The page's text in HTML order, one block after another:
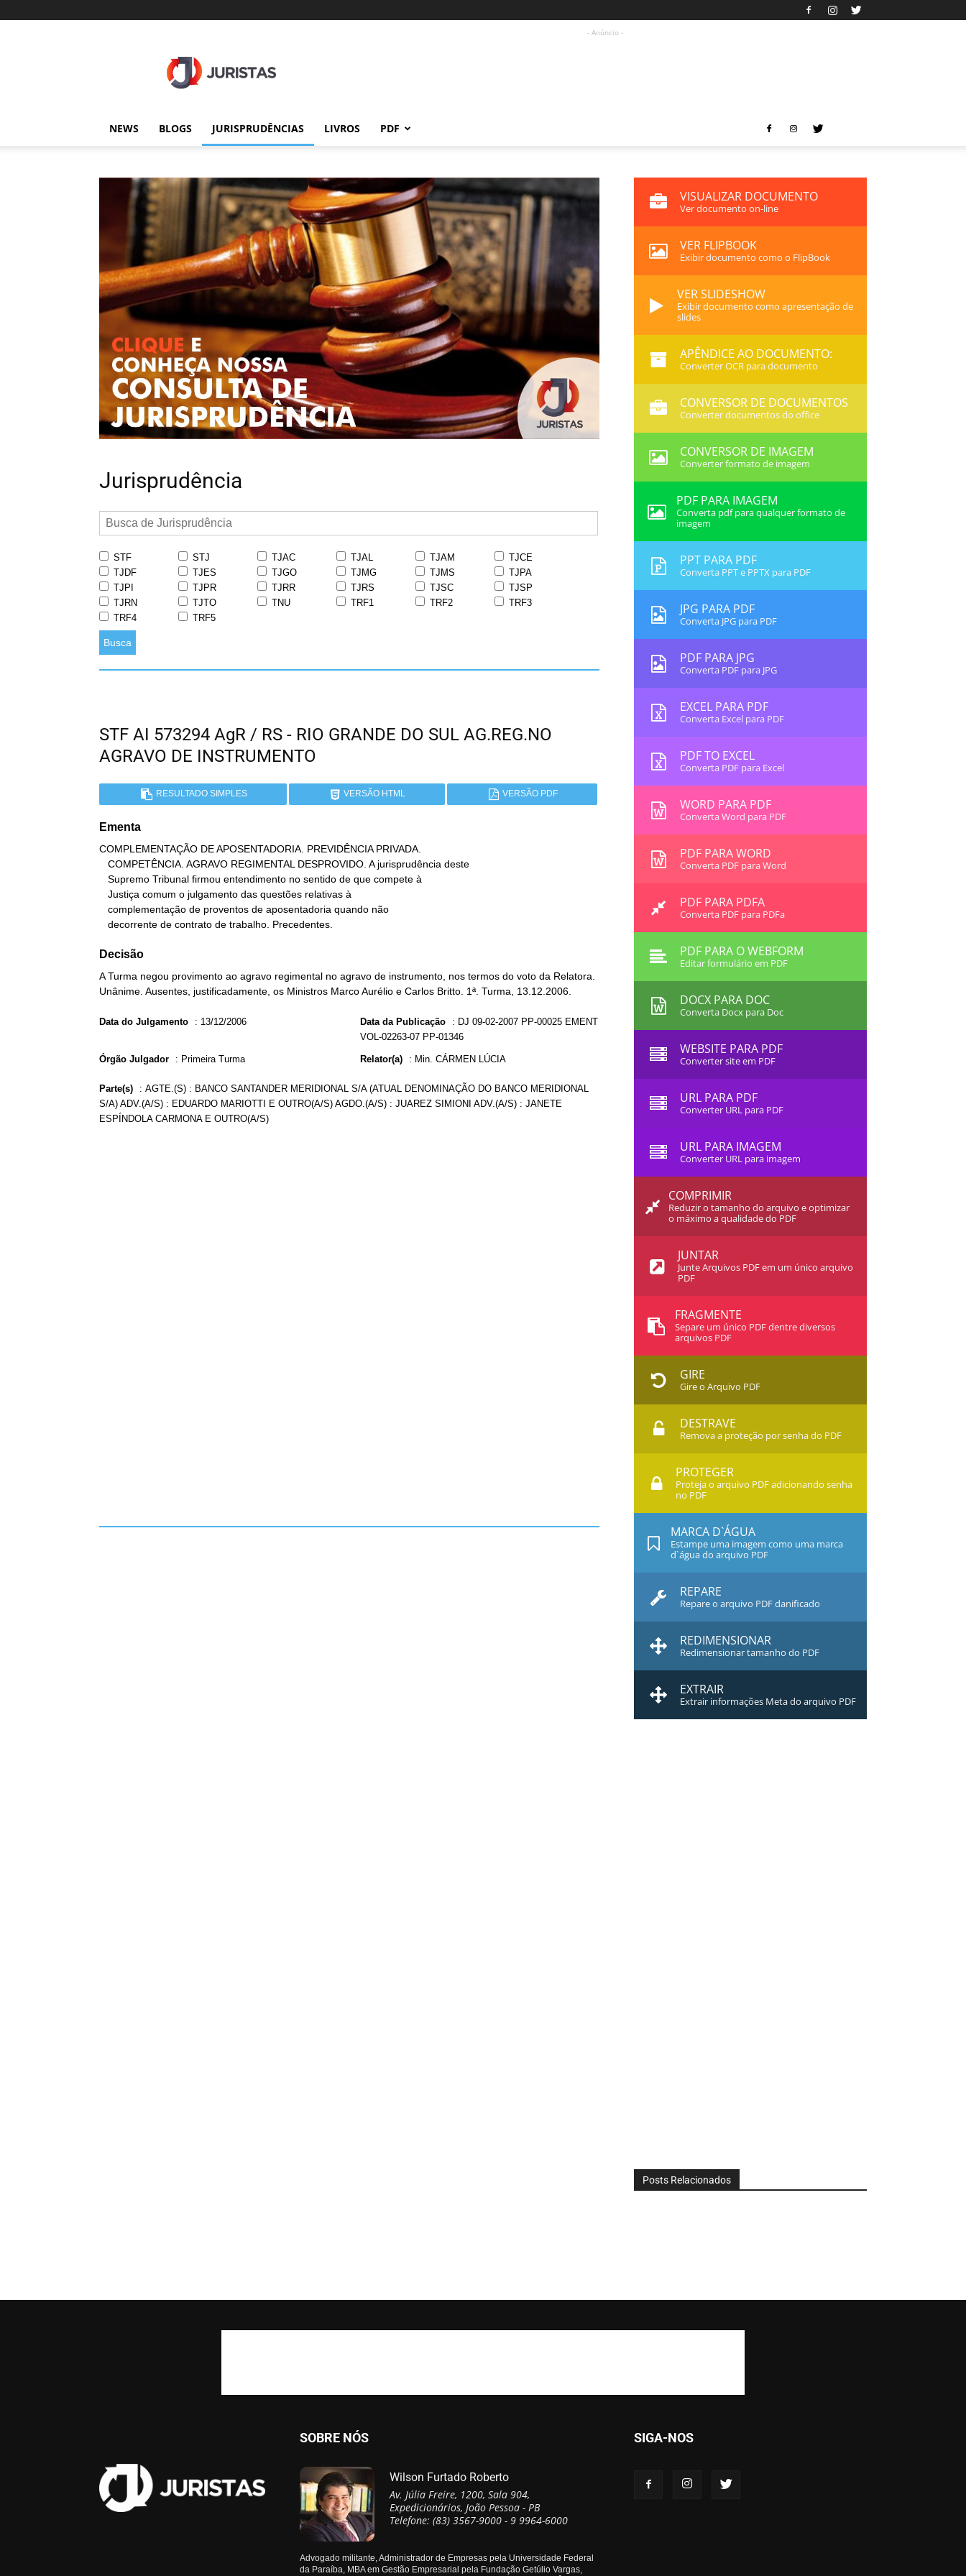
- Anúncio -
NEWS BLOGS JURISPRUDÊNCIAS LIVROS PDF
Jurisprudência
STF STJ TJAC TJAL TJAM
TJCE
TJDF
TJES TJGO TJMG TJMS
TJPA
TJPI
TJPR TJRR TJRS TJSC
TJSP
TJRN
TJTO TNU TRF1 TRF2
TRF3
TRF4
TRF5
Busca
STF AI 573294 AgR / RS - RIO GRANDE DO SUL AG.REG.NO
AGRAVO DE INSTRUMENTO
RESULTADO SIMPLES VERSÃO HTML VERSÃO PDF
Ementa
COMPLEMENTAÇÃO DE APOSENTADORIA. PREVIDÊNCIA PRIVADA.
   decorrente de contrato de trabalho. Precedentes.
Decisão
A Turma negou provimento ao agravo regimental no agravo de instrumento, nos termos do voto da Relatora.
Unânime. Ausentes, justificadamente, os Ministros Marco Aurélio e Carlos Britto. 1ª. Turma, 13.12.2006.
Data do Julgamento : 13/12/2006 Data da Publicação : DJ 09-02-2007 PP-00025 EMENT
VOL-02263-07 PP-01346
Órgão Julgador : Primeira Turma Relator(a) : Min. CÁRMEN LÚCIA
Parte(s) : AGTE.(S) : BANCO SANTANDER MERIDIONAL S/A (ATUAL DENOMINAÇÃO DO BANCO MERIDIONAL
S/A) ADV.(A/S) : EDUARDO MARIOTTI E OUTRO(A/S) AGDO.(A/S) : JUAREZ SIMIONI ADV.(A/S) : JANETE
ESPÍNDOLA CARMONA E OUTRO(A/S)
VISUALIZAR DOCUMENTO
Ver documento on-line
VER FLIPBOOK
Exibir documento como o FlipBook
VER SLIDESHOW
Exibir documento como apresentação de
slides
APÊNDICE AO DOCUMENTO:
Converter OCR para documento
CONVERSOR DE DOCUMENTOS
Converter documentos do office
CONVERSOR DE IMAGEM
Converter formato de imagem
PDF PARA IMAGEM
Converta pdf para qualquer formato de
imagem
PPT PARA PDF
Converta PPT e PPTX para PDF
JPG PARA PDF
Converta JPG para PDF
PDF PARA JPG
Converta PDF para JPG
EXCEL PARA PDF
Converta Excel para PDF
PDF TO EXCEL
Converta PDF para Excel
WORD PARA PDF
Converta Word para PDF
PDF PARA WORD
Converta PDF para Word
PDF PARA PDFA
Converta PDF para PDFa
PDF PARA O WEBFORM
Editar formulário em PDF
DOCX PARA DOC
Converta Docx para Doc
WEBSITE PARA PDF
Converter site em PDF
URL PARA PDF
Converter URL para PDF
URL PARA IMAGEM
Converter URL para imagem
COMPRIMIR
Reduzir o tamanho do arquivo e optimizar
o máximo a qualidade do PDF
JUNTAR
Junte Arquivos PDF em um único arquivo
PDF
FRAGMENTE
Separe um único PDF dentre diversos
arquivos PDF
GIRE
Gire o Arquivo PDF
DESTRAVE
Remova a proteção por senha do PDF
PROTEGER
Proteja o arquivo PDF adicionando senha
no PDF
MARCA D`ÁGUA
Estampe uma imagem como uma marca
d`água do arquivo PDF
REPARE
Repare o arquivo PDF danificado
REDIMENSIONAR
Redimensionar tamanho do PDF
EXTRAIR
Extrair informações Meta do arquivo PDF
Posts Relacionados
SOBRE NÓS
Wilson Furtado Roberto
Av. Júlia Freire, 1200, Sala 904,
Expedicionários, João Pessoa - PB
Telefone: (83) 3567-9000 - 9 9964-6000
Advogado militante, Administrador de Empresas pela Universidade Federal
da Paraíba, MBA em Gestão Empresarial pela Fundação Getúlio Vargas,
SIGA-NOS